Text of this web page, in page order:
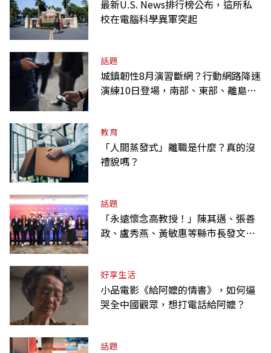
最新U.S. News排行榜公布，這所私
校在電腦科學異軍突起
話題
城鎮韌性8月演習斷網？行動網路降速
演練10日登場，南部、東部、離島為
教育
「人間蒸發式」離職是什麼？真的沒
禮貌嗎？
話題
「永遠懷念高教授！」陳其邁、張善
政、盧秀燕、黃敏惠等縣市長發文弔
好享生活
小品電影《給阿嬤的情書》，如何逼
哭全中國觀眾，想打電話給阿嬤？
話題